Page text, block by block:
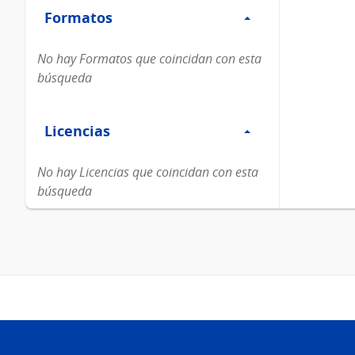
Formatos
Formatos
No hay Formatos que coincidan con esta
búsqueda
Licencias
Licencias
No hay Licencias que coincidan con esta
búsqueda